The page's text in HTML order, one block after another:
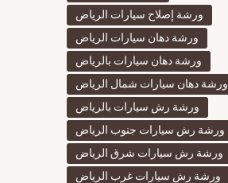
ورشة إصلاح سيارات الرياض
ورشة دهان سيارات الرياض
ورشة دهان سيارات بالرياض
ورشة دهان سيارات شمال الرياض
ورشة رش سيارات بالرياض
ورشة رش سيارات جنوب الرياض
ورشة رش سيارات شرق الرياض
ورشة رش سيارات غرب الرياض